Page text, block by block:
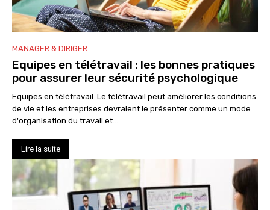
MANAGER & DIRIGER
Equipes en télétravail : les bonnes pratiques
pour assurer leur sécurité psychologique
Equipes en télétravail. Le télétravail peut améliorer les conditions
de vie et les entreprises devraient le présenter comme un mode
d'organisation du travail et...
Lire la suite